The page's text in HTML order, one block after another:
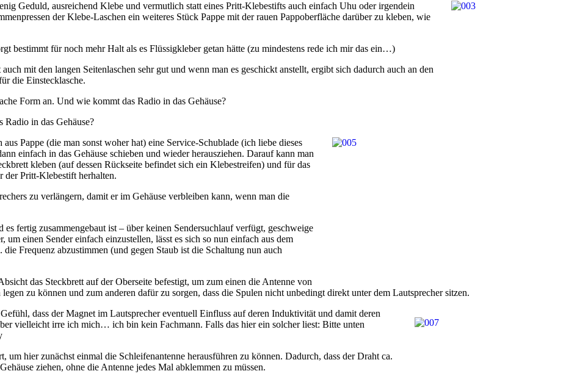
Geduld, ausreichend Klebe und vermutlich statt eines Pritt-Klebestifts auch einfach Uhu oder irgendein
der Klebe-Laschen ein weiteres Stück Pappe mit der rauen Pappoberfläche darüber zu kleben, wie
bestimmt für noch mehr Halt als es Flüssigkleber getan hätte (zu mindestens rede ich mir das ein…)
mit den langen Seitenlaschen sehr gut und wenn man es geschickt anstellt, ergibt sich dadurch auch an den
die Einstecklasche.
Form an. Und wie kommt das Radio in das Gehäuse?
Radio in das Gehäuse?
aus Pappe (die man sonst woher hat) eine Service-Schublade (ich liebe dieses
einfach in das Gehäuse schieben und wieder herausziehen. Darauf kann man
kleben (auf dessen Rückseite befindet sich ein Klebestreifen) und für das
der Pritt-Klebestift herhalten.
zu verlängern, damit er im Gehäuse verbleiben kann, wenn man die
es fertig zusammengebaut ist – über keinen Sendersuchlauf verfügt, geschweige
um einen Sender einfach einzustellen, lässt es sich so nun einfach aus dem
die Frequenz abzustimmen (und gegen Staub ist die Schaltung nun auch
das Steckbrett auf der Oberseite befestigt, um zum einen die Antenne von
zu können und zum anderen dafür zu sorgen, dass die Spulen nicht unbedingt direkt unter dem Lautsprecher sitzen.
dass der Magnet im Lautsprecher eventuell Einfluss auf deren Induktivität und damit deren
vielleicht irre ich mich… ich bin kein Fachmann. Falls das hier ein solcher liest: Bitte unten
hier zunächst einmal die Schleifenantenne herausführen zu können. Dadurch, dass der Draht ca.
ziehen, ohne die Antenne jedes Mal abklemmen zu müssen.